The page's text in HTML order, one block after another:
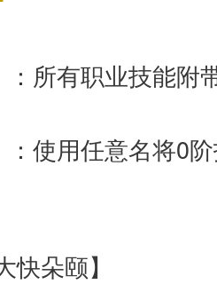
所有职业技能附
使用任意名将0
朵颐】